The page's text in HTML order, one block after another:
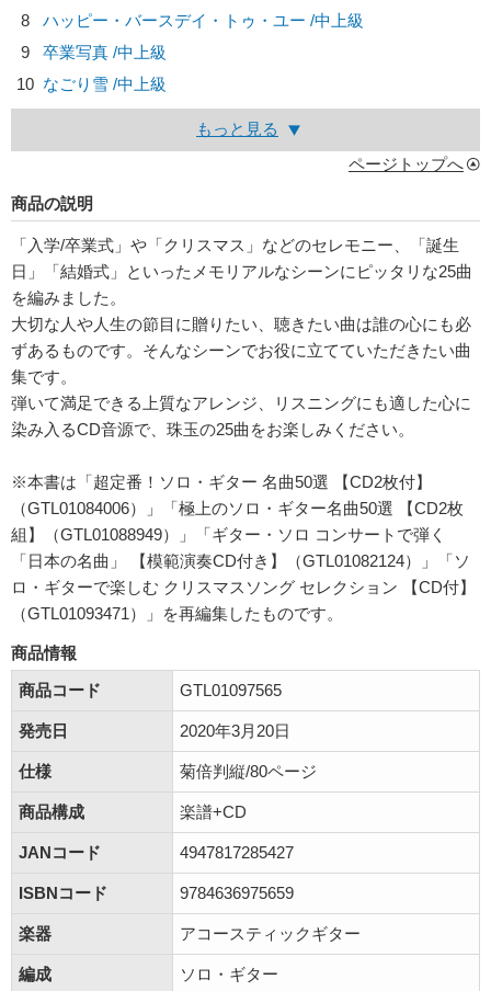
8
ハッピー・バースデイ・トゥ・ユー /中上級
9
卒業写真 /中上級
10 なごり雪 /中上級
もっと見る
ページトップへ
商品の説明
「入学/卒業式」や「クリスマス」などのセレモニー、「誕生
日」「結婚式」といったメモリアルなシーンにピッタリな25曲
を編みました。
大切な人や人生の節目に贈りたい、聴きたい曲は誰の心にも必
ずあるものです。そんなシーンでお役に立てていただきたい曲
集です。
弾いて満足できる上質なアレンジ、リスニングにも適した心に
染み入るCD音源で、珠玉の25曲をお楽しみください。
※本書は「超定番！ソロ・ギター 名曲50選 【CD2枚付】
（GTL01084006）」「極上のソロ・ギター名曲50選 【CD2枚
組】（GTL01088949）」「ギター・ソロ コンサートで弾く
「日本の名曲」 【模範演奏CD付き】（GTL01082124）」「ソ
ロ・ギターで楽しむ クリスマスソング セレクション 【CD付】
（GTL01093471）」を再編集したものです。
商品情報
商品コード
GTL01097565
発売日 2020年3月20日
仕様 菊倍判縦/80ページ
商品構成 楽譜+CD
JANコード 4947817285427
ISBNコード 9784636975659
楽器 アコースティックギター
編成 ソロ・ギター